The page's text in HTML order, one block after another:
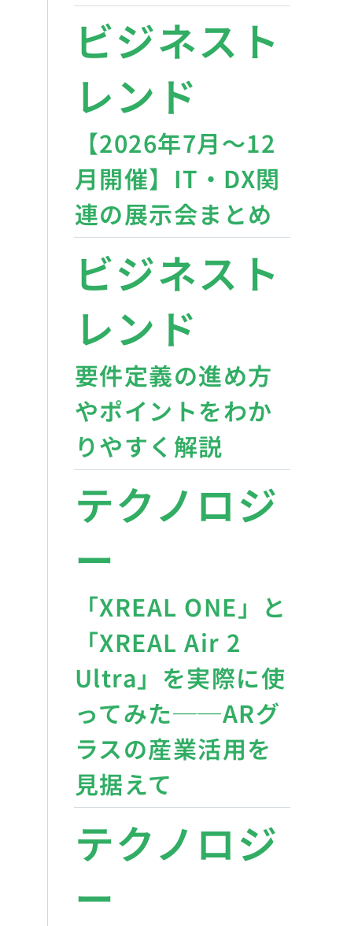
ビジネスト
レンド
【2026年7月〜12
月開催】IT・DX関
連の展示会まとめ
ビジネスト
レンド
要件定義の進め方
やポイントをわか
りやすく解説
テクノロジ
ー
「XREAL ONE」と
「XREAL Air 2
Ultra」を実際に使
ってみた──ARグ
ラスの産業活用を
見据えて
テクノロジ
ー